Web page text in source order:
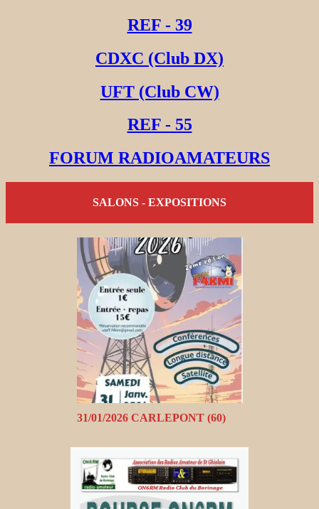
REF - 39
CDXC (Club DX)
UFT (Club CW)
REF - 55
FORUM RADIOAMATEURS
SALONS - EXPOSITIONS
31/01/2026 CARLEPONT (60)